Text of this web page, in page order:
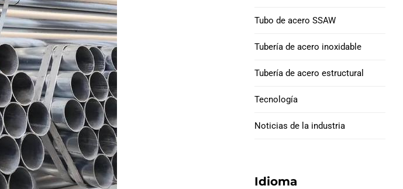
TUBO DE CARCASA
carcasa
Tubo de acero SSAW
Tubería de acero inoxidable
Tubería de acero estructural
Tecnología
Noticias de la industria
Idioma